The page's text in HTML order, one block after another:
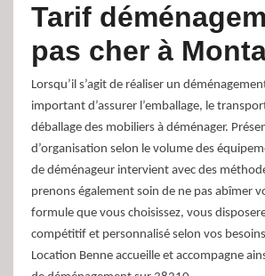
Tarif
pas cher à
Lorsqu’il s’agit de réaliser un
important d’assurer l’emballage, le
déballage des mobiliers à déménager.
d’organisation selon le volume des
de déménageur intervient avec des
prenons également soin de ne pas abîmer
formule que vous choisissez, vous
compétitif et personnalisé selon vos
Location Benne accueille et accompagne